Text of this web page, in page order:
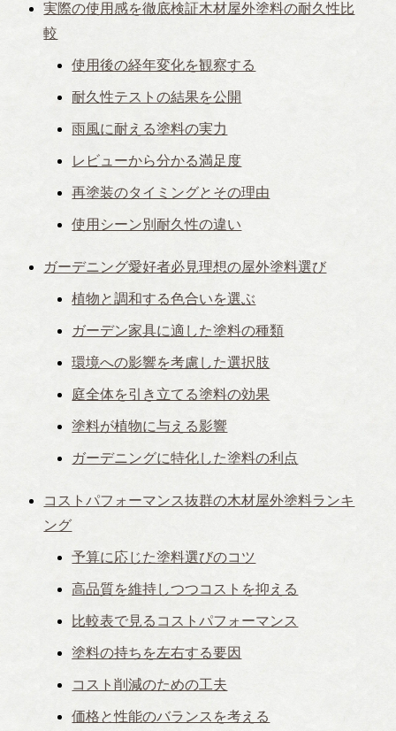
実際の使用感を徹底検証木材屋外塗料の耐久性比
較
使用後の経年変化を観察する
耐久性テストの結果を公開
雨風に耐える塗料の実力
レビューから分かる満足度
再塗装のタイミングとその理由
使用シーン別耐久性の違い
ガーデニング愛好者必見理想の屋外塗料選び
植物と調和する色合いを選ぶ
ガーデン家具に適した塗料の種類
環境への影響を考慮した選択肢
庭全体を引き立てる塗料の効果
塗料が植物に与える影響
ガーデニングに特化した塗料の利点
コストパフォーマンス抜群の木材屋外塗料ランキ
ング
予算に応じた塗料選びのコツ
高品質を維持しつつコストを抑える
比較表で見るコストパフォーマンス
塗料の持ちを左右する要因
コスト削減のための工夫
価格と性能のバランスを考える